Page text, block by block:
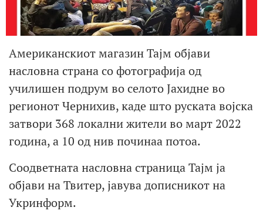
Американскиот магазин Тајм објави
насловна страна со фотографија од
училишен подрум во селото Јахидне во
регионот Чернихив, каде што руската војска
затвори 368 локални жители во март 2022
година, а 10 од нив починаа потоа.
Соодветната насловна страница Тајм ја
објави на Твитер, јавува дописникот на
Укринформ.